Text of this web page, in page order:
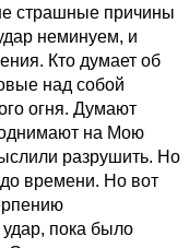
страшные причины
неминуем, и
Кто думает об
над собой
огня. Думают
на Мою
разрушить. Но
времени. Но вот
пока было